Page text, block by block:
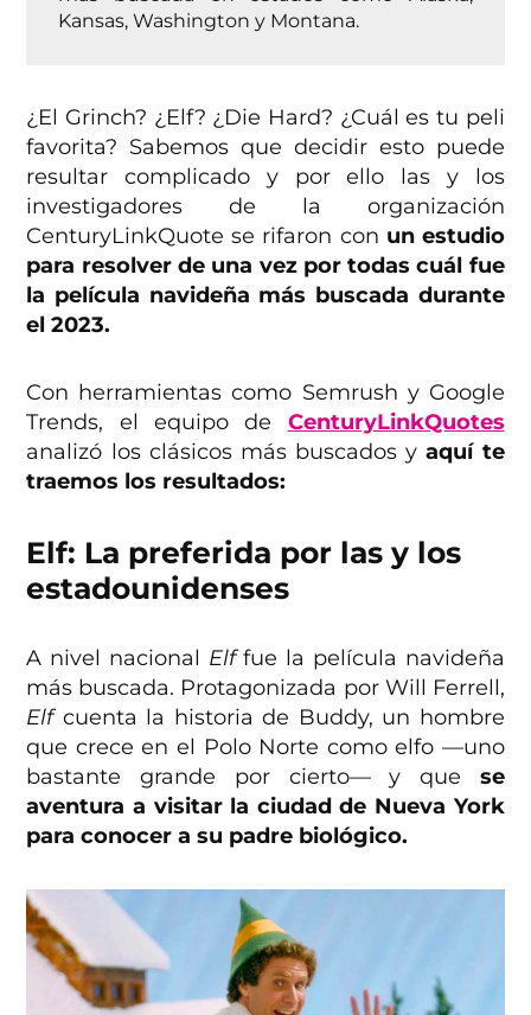
Kansas, Washington y Montana.
¿El Grinch? ¿Elf? ¿Die Hard? ¿Cuál es tu peli
favorita? Sabemos que decidir esto puede
resultar complicado y por ello las y los
investigadores de la organización
CenturyLinkQuote se rifaron con un estudio
para resolver de una vez por todas cuál fue
la película navideña más buscada durante
el 2023.
Con herramientas como Semrush y Google
Trends, el equipo de CenturyLinkQuotes
analizó los clásicos más buscados yaquí te
traemos los resultados:
Elf: La preferida por las y los
estadounidenses
A nivel nacional Elffue la película navideña
más buscada. Protagonizada por Will Ferrell,
Elfcuenta la historia de Buddy, un hombre
que crece en el Polo Norte como elfo —uno
bastante grande por cierto— y que se
aventura a visitar la ciudad de Nueva York
para conocer a su padre biológico.